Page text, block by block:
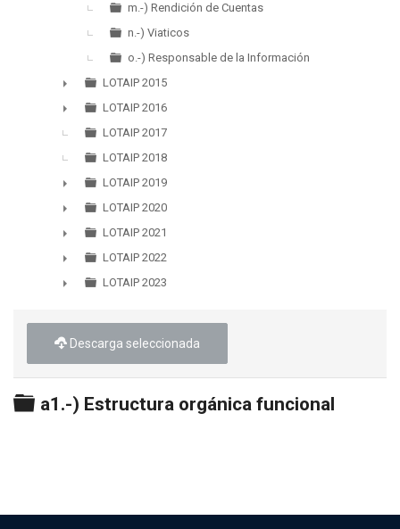
m.-) Rendición de Cuentas
n.-) Viaticos
o.-) Responsable de la Información
►
LOTAIP 2015
►
LOTAIP 2016
LOTAIP 2017
LOTAIP 2018
►
LOTAIP 2019
►
LOTAIP 2020
►
LOTAIP 2021
►
LOTAIP 2022
LOTAIP 2023
Descarga seleccionada
Carpeta
a1.-) Estructura orgánica funcional